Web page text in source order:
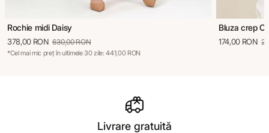
Rochie midi Daisy
378,00 RON 630,00 RON
*Cel mai mic preț în ultimele 30 zile: 441,00 RON
Bluza crep
174,00 RON
Livrare gratuită